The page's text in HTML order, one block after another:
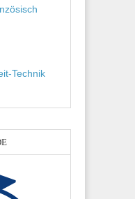
Technik